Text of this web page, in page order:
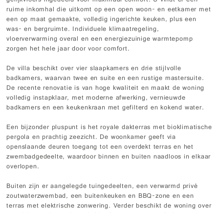
ruime inkomhal die uitkomt op een open woon- en eetkamer met
een op maat gemaakte, volledig ingerichte keuken, plus een
was- en bergruimte. Individuele klimaatregeling,
vloerverwarming overal en een energiezuinige warmtepomp
zorgen het hele jaar door voor comfort.
De villa beschikt over vier slaapkamers en drie stijlvolle
badkamers, waarvan twee en suite en een rustige mastersuite.
De recente renovatie is van hoge kwaliteit en maakt de woning
volledig instapklaar, met moderne afwerking, vernieuwde
badkamers en een keukenkraan met gefilterd en kokend water.
Een bijzonder pluspunt is het royale dakterras met bioklimatische
pergola en prachtig zeezicht. De woonkamer geeft via
openslaande deuren toegang tot een overdekt terras en het
zwembadgedeelte, waardoor binnen en buiten naadloos in elkaar
overlopen.
Buiten zijn er aangelegde tuingedeelten, een verwarmd privé
zoutwaterzwembad, een buitenkeuken en BBQ-zone en een
terras met elektrische zonwering. Verder beschikt de woning over